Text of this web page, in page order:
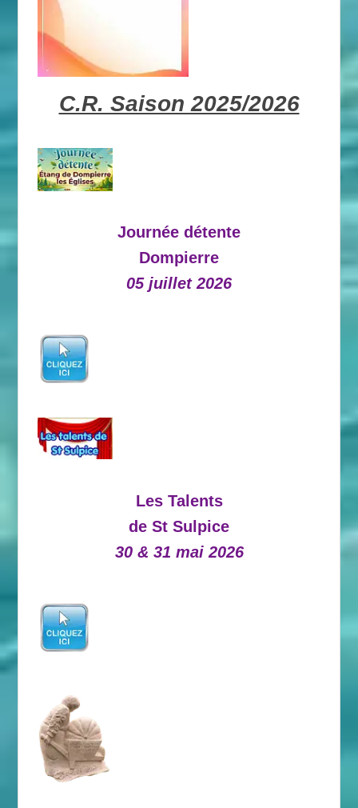
C.R. Saison 2025/2026
Journée détente
Dompierre
05 juillet 2026
Les Talents
de St Sulpice
30 & 31 mai 2026